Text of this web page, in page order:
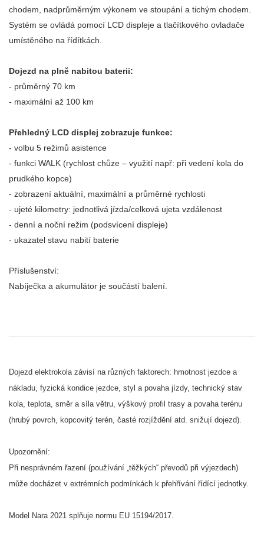
chodem, nadprůměrným výkonem ve stoupání a tichým chodem.
Systém se ovládá pomocí LCD displeje a tlačítkového ovladače
umístěného na řídítkách.
Dojezd na plně nabitou baterii:
- průměrný 70 km
- maximální až 100 km
Přehledný LCD displej zobrazuje funkce:
- volbu 5 režimů asistence
- funkci WALK (rychlost chůze – využití např: při vedení kola do
prudkého kopce)
- zobrazení aktuální, maximální a průměrné rychlosti
- ujeté kilometry: jednotlivá jízda/celková ujeta vzdálenost
- denní a noční režim (podsvícení displeje)
- ukazatel stavu nabití baterie
Příslušenství:
Nabíječka a akumulátor je součástí balení.
Dojezd elektrokola závisí na různých faktorech: hmotnost jezdce a
nákladu, fyzická kondice jezdce, styl a povaha jízdy, technický stav
kola, teplota, směr a síla větru, výškový profil trasy a povaha terénu
(hrubý povrch, kopcovitý terén, časté rozjíždění atd. snižují dojezd).
Upozornění:
Při nesprávném řazení (používání „těžkých“ převodů při výjezdech)
může docházet v extrémních podmínkách k přehřívání řídící jednotky.
Model Nara 2021 splňuje normu EU 15194/2017.